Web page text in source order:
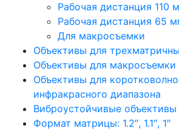
Рабочая дистанция 110
Рабочая дистанция 65
Для макросъемки
Объективы для
Объективы для макросъемки
Объективы для
инфракрасного диапазона
Виброустойчивые объективы
Формат матрицы: 1.2″, 1.1″, 1″